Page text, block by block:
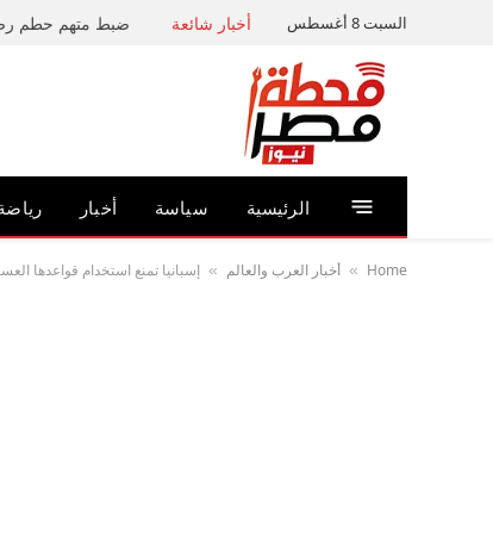
السبت 8 أغسطس أخبار شائعة
الرئيسية سياسة أخبار
Home
» أخبار العرب والعالم » إسبانيا تمنع استخدام قواعدها